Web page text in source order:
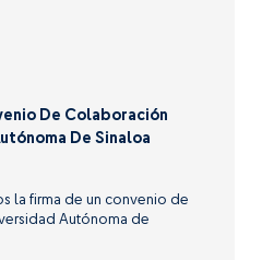
De Colaboración
De Sinaloa
la firma de un convenio de
Autónoma de